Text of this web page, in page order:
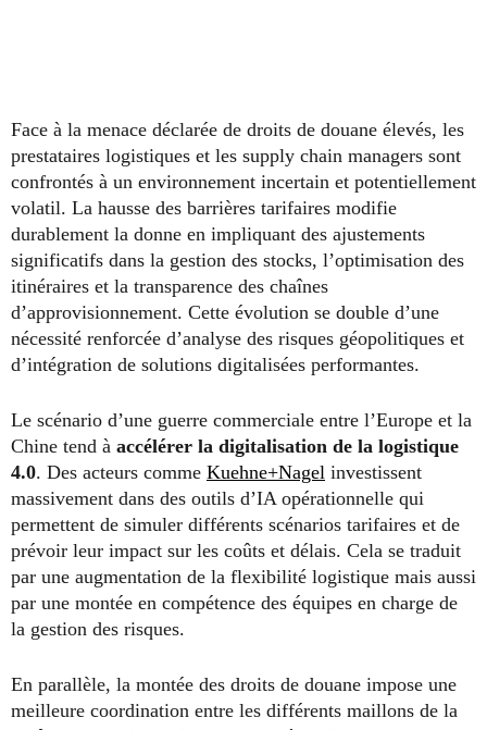
Face à la menace déclarée de droits de douane élevés, les
prestataires logistiques et les supply chain managers sont
confrontés à un environnement incertain et potentiellement
volatil. La hausse des barrières tarifaires modifie
durablement la donne en impliquant des ajustements
significatifs dans la gestion des stocks, l’optimisation des
itinéraires et la transparence des chaînes
d’approvisionnement. Cette évolution se double d’une
nécessité renforcée d’analyse des risques géopolitiques et
d’intégration de solutions digitalisées performantes.
Le scénario d’une guerre commerciale entre l’Europe et la
Chine tend à accélérer la digitalisation de la logistique
4.0. Des acteurs comme Kuehne+Nagel investissent
massivement dans des outils d’IA opérationnelle qui
permettent de simuler différents scénarios tarifaires et de
prévoir leur impact sur les coûts et délais. Cela se traduit
par une augmentation de la flexibilité logistique mais aussi
par une montée en compétence des équipes en charge de
la gestion des risques.
En parallèle, la montée des droits de douane impose une
meilleure coordination entre les différents maillons de la